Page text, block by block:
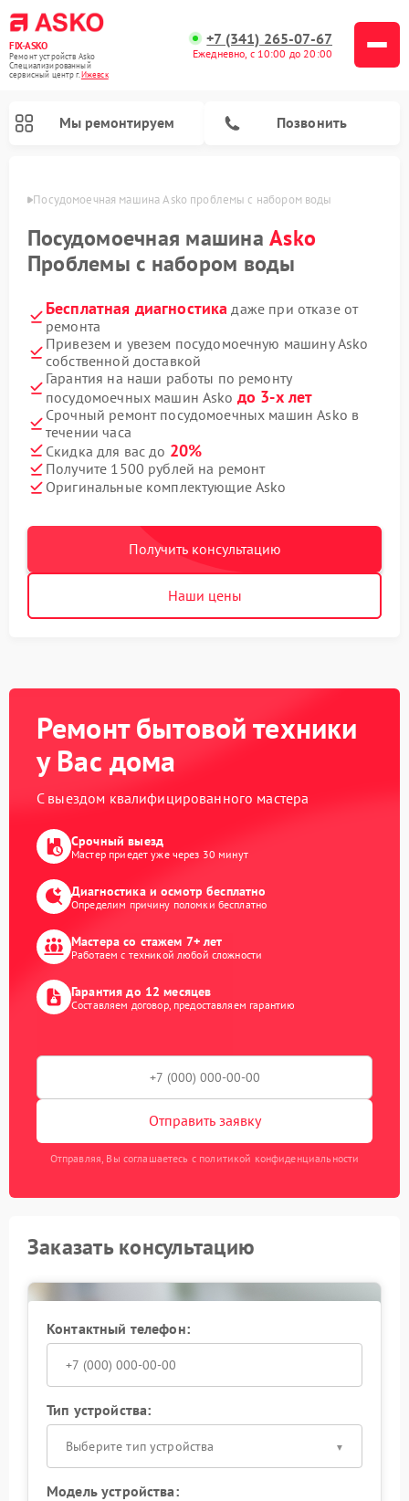
FIX-ASKO
Ремонт устройств Asko
Специализированный
cервисный центр г.Ижевск
+7 (341) 265-07-67
Ежедневно, с 10:00 до 20:00
Мы ремонтируем Позвонить
Посудомоечная машина Asko проблемы с набором воды
Посудомоечная машинаAsko
Проблемы с набором воды
Бесплатная диагностика даже при отказе от
ремонта
Привезем и увезем посудомоечную машину Asko
собственной доставкой
Гарантия на наши работы по ремонту
посудомоечных машин Asko до 3-х лет
Срочный ремонт посудомоечных машин Asko в
течении часа
Скидка для вас до 20%
Получите 1500 рублей на ремонт
Оригинальные комплектующие Asko
Получить консультацию
Наши цены
Ремонт бытовой техники
у Вас дома
С выездом квалифицированного мастера
Срочный выезд
Мастер приедет уже через 30 минут
Диагностика и осмотр бесплатно
Определим причину поломки бесплатно
Мастера со стажем 7+ лет
Работаем с техникой любой сложности
Гарантия до 12 месяцев
Составляем договор, предоставляем гарантию
Отправить заявку
Отправляя, Вы соглашаетесь с политикой конфиденциальности
Заказать консультацию
Контактный телефон:
Тип устройства:
Выберите тип устройства
Модель устройства: